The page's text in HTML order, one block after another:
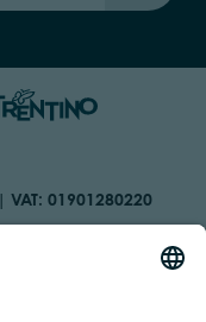
01901280220